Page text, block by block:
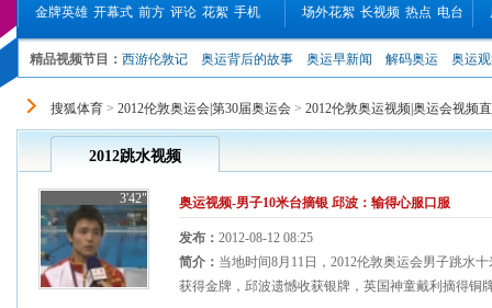
金牌英雄 开幕式 前方 评论 花絮 手机
场外花絮 长视频 热点 电台
精品视频节目： 西游伦敦记 奥运背后的故事 奥运早新闻 解码奥运 奥运
搜狐体育 > 2012伦敦奥运会|第30届奥运会 > 2012伦敦奥运视频|奥运会视频
2012跳水视频
3'42" 奥运视频-男子10米台摘银 邱波：输得心服口服
发布： 2012-08-12 08:25
简介： 当地时间8月11日，2012伦敦奥运会男子跳水
获得金牌，邱波遗憾收获银牌，英国神童戴利摘得铜